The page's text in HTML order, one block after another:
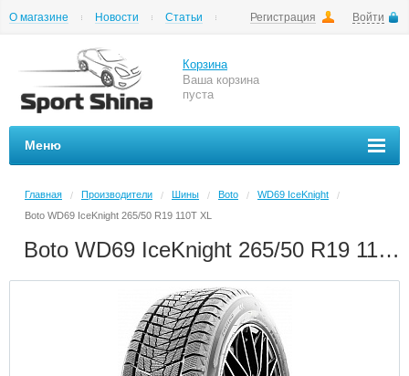
Регистрация Войти
О магазине Новости
Статьи
Корзина
Ваша корзина
пуста
Меню
Главная / Производители / Шины / Boto / WD69 IceKnight
/
Boto WD69 IceKnight 265/50 R19 110T XL
Boto WD69 IceKnight 265/50 R19 110T XL